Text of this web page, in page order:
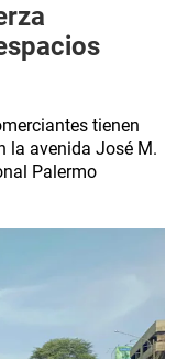
tienen
la avenida José M.
Palermo